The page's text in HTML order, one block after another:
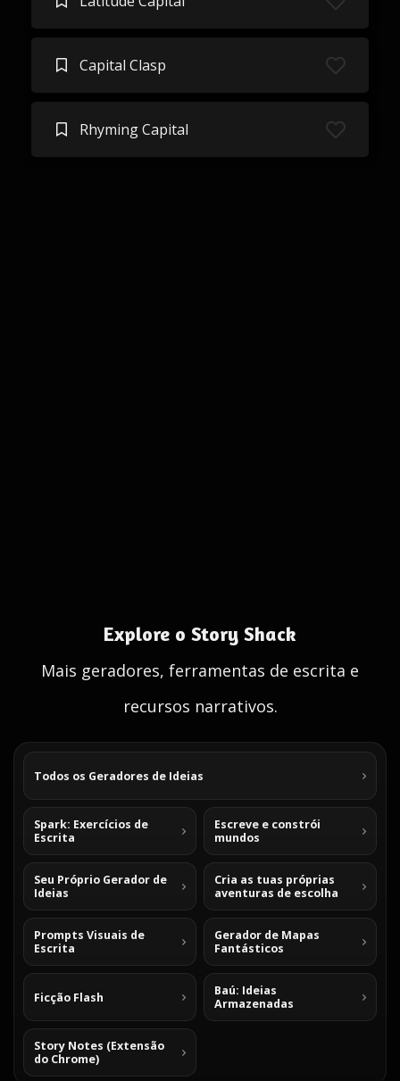
Capital Clasp
Rhyming Capital
Explore o Story Shack
Mais geradores, ferramentas de escrita e
recursos narrativos.
Todos os Geradores de Ideias
Spark: Exercícios de
Escrita
Escreve e constrói
mundos
Seu Próprio Gerador de
Ideias
Cria as tuas próprias
aventuras de escolha
Prompts Visuais de
Escrita
Gerador de Mapas
Fantásticos
Ficção Flash
Baú: Ideias
Armazenadas
Story Notes (Extensão
do Chrome)